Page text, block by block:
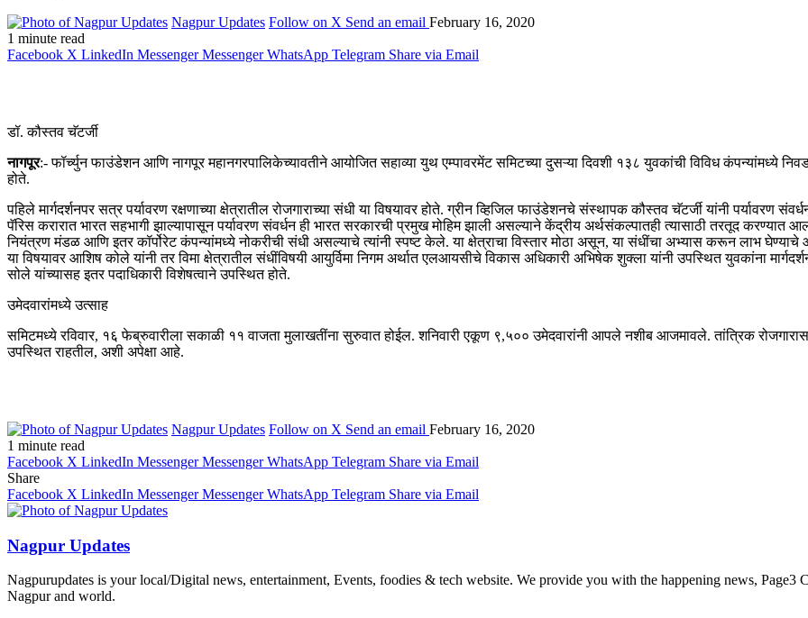
Nagpur Updates Follow on X Send an email February 16, 2020
1 minute read
Facebook X LinkedIn Messenger Messenger WhatsApp Telegram Share via Email
डॉ. कौस्तव चॅटर्जी
नागपूर:- फॉर्च्युन फाउंडेशन आणि नागपूर महानगरपालिकेच्यावतीने आयोजित सहाव्या युथ एम्पावरमेंट समिटच्या दुसऱ्या दिवशी १३८ युवकांची विविध कंपन्यांमध्ये
होते.
पहिले मार्गदर्शनपर सत्र पर्यावरण रक्षणाच्या क्षेत्रातील रोजगाराच्या संधी या विषयावर होते. ग्रीन व्हिजिल फाउंडेशनचे संस्थापक कौस्तव चॅटर्जी यांनी पर्यावरण
पॅरिस करारात भारत सहभागी झाल्यापासून पर्यावरण संवर्धन ही भारत सरकारची प्रमुख मोहिम झाली असल्याने केंद्रीय अर्थसंकल्पातही त्यासाठी तरतूद करण्यात
नियंत्रण मंडळ आणि इतर कॉर्पोरेट कंपन्यांमध्ये नोकरीची संधी असल्याचे त्यांनी स्पष्ट केले. या क्षेत्राचा विस्तार मोठा असून, या संधींचा अभ्यास करून लाभ
या विषयावर आशिष कोले यांनी तर विमा क्षेत्रातील संधींविषयी आयुर्विमा निगम अर्थात एलआयसीचे विकास अधिकारी अभिषेक शुक्ला यांनी उपस्थित युवकांना
सोले यांच्यासह इतर पदाधिकारी विशेषत्वाने उपस्थित होते.
उमेदवारांमध्ये उत्साह
समिटमध्ये रविवार, १६ फेब्रुवारीला सकाळी ११ वाजता मुलाखतींना सुरुवात होईल. शनिवारी एकूण ९,५०० उमेदवारांनी आपले नशीब आजमावले. तांत्रिक
उपस्थित राहतील, अशी अपेक्षा आहे.
Nagpur Updates Follow on X Send an email February 16, 2020
1 minute read
Facebook X LinkedIn Messenger Messenger WhatsApp Telegram Share via Email
Share
Facebook X LinkedIn Messenger Messenger WhatsApp Telegram Share via Email
Nagpur Updates
Nagpurupdates is your local/Digital news, entertainment, Events, foodies & tech website. We provide you with the happening news,
Nagpur and world.